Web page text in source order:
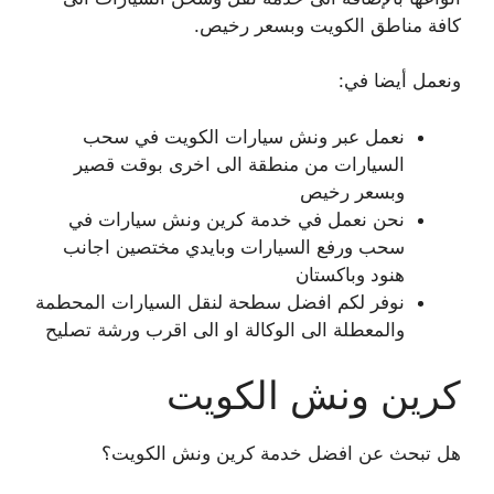
كافة مناطق الكويت وبسعر رخيص.
ونعمل أيضا في:
نعمل عبر ونش سيارات الكويت في سحب
السيارات من منطقة الى اخرى بوقت قصير
وبسعر رخيص
نحن نعمل في خدمة كرين ونش سيارات في
سحب ورفع السيارات وبايدي مختصين اجانب
هنود وباكستان
نوفر لكم افضل سطحة لنقل السيارات المحطمة
والمعطلة الى الوكالة او الى اقرب ورشة تصليح
كرين ونش الكويت
هل تبحث عن افضل خدمة كرين ونش الكويت؟